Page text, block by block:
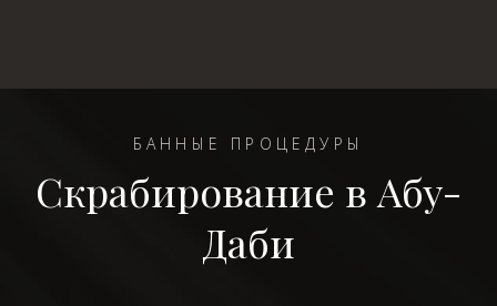
БАННЫЕ ПРОЦЕДУРЫ
Скрабирование в Абу-
Даби